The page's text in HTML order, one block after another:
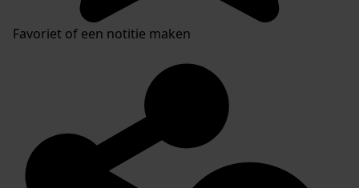
Favoriet of een notitie maken